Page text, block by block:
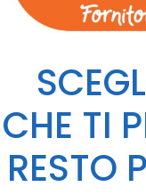
CHE TI
RESTO